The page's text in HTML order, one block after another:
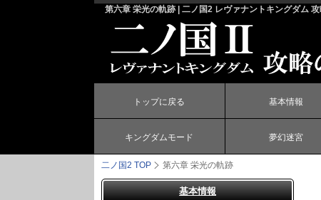
第六章 栄光の軌跡 | 二ノ国2 レヴァナントキングダム
トップに戻る 基本情報
キングダムモード 夢幻迷宮
二ノ国2 TOP 第六章 栄光の軌跡
基本情報